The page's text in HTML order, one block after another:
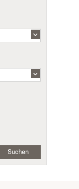
Suchen